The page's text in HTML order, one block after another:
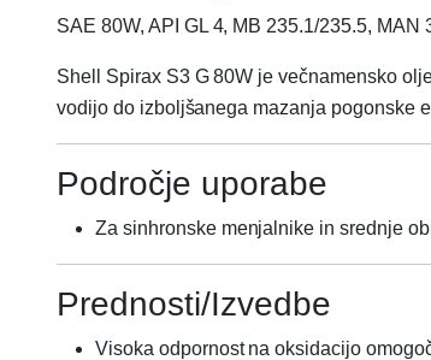
SAE 80W, API GL 4, MB 235.1/235.5,
Shell Spirax S3 G 80W je večnamensko
vodijo do izboljšanega mazanja pogonske
Področje uporabe
Za sinhronske menjalnike in srednje
Prednosti/Izvedbe
Visoka odpornost na oksidacijo